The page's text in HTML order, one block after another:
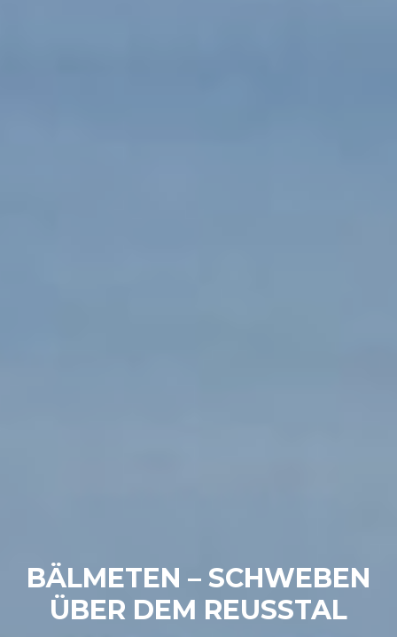
BÄLMETEN – SCHWEBEN
ÜBER DEM REUSSTAL